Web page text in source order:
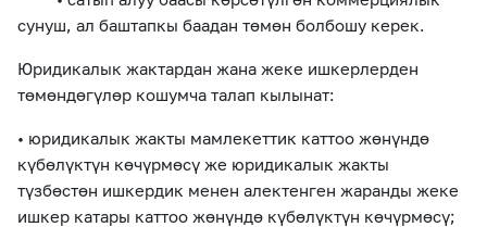
сунуш, ал баштапкы баадан төмөн болбошу керек.
Юридикалык жактардан жана жеке ишкерлерден
төмөндөгүлөр кошумча талап кылынат:
• юридикалык жакты мамлекеттик каттоо жөнүндө
күбөлүктүн көчүрмөсү же юридикалык жакты
түзбөстөн ишкердик менен алектенген жаранды жеке
ишкер катары каттоо жөнүндө күбөлүктүн көчүрмөсү;